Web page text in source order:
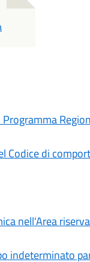
Codice di
nell'Area
indeterminato